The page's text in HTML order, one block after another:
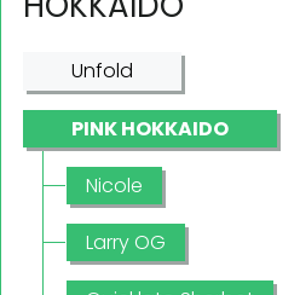
Unfold
PINK HOKKAIDO
Nicole
Larry OG